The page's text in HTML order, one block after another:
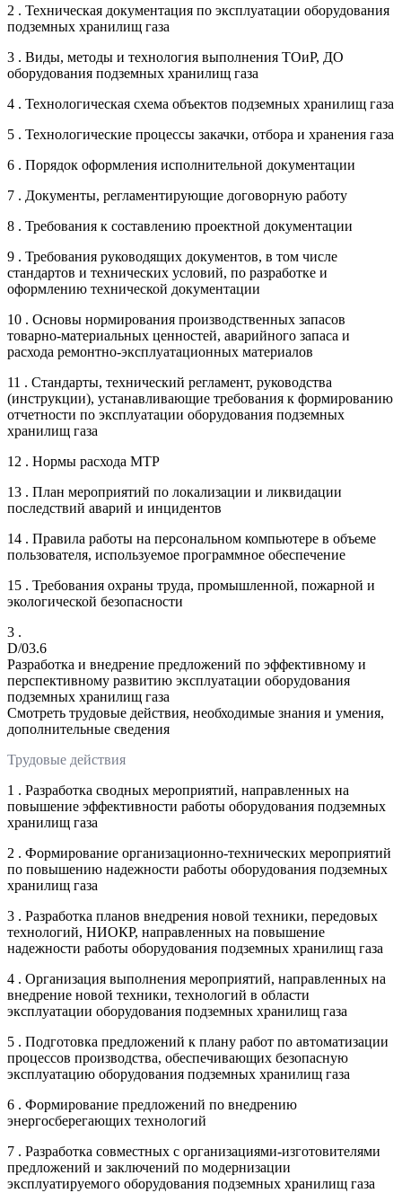
2 . Техническая документация по эксплуатации оборудования
подземных хранилищ газа
3 . Виды, методы и технология выполнения ТОиР, ДО
оборудования подземных хранилищ газа
4 . Технологическая схема объектов подземных хранилищ газа
5 . Технологические процессы закачки, отбора и хранения газа
6 . Порядок оформления исполнительной документации
7 . Документы, регламентирующие договорную работу
8 . Требования к составлению проектной документации
9 . Требования руководящих документов, в том числе
стандартов и технических условий, по разработке и
оформлению технической документации
10 . Основы нормирования производственных запасов
товарно-материальных ценностей, аварийного запаса и
расхода ремонтно-эксплуатационных материалов
11 . Стандарты, технический регламент, руководства
(инструкции), устанавливающие требования к формированию
отчетности по эксплуатации оборудования подземных
хранилищ газа
12 . Нормы расхода МТР
13 . План мероприятий по локализации и ликвидации
последствий аварий и инцидентов
14 . Правила работы на персональном компьютере в объеме
пользователя, используемое программное обеспечение
15 . Требования охраны труда, промышленной, пожарной и
экологической безопасности
3 .
D/03.6
Разработка и внедрение предложений по эффективному и
перспективному развитию эксплуатации оборудования
подземных хранилищ газа
Смотреть трудовые действия, необходимые знания и умения,
дополнительные сведения
Трудовые действия
1 . Разработка сводных мероприятий, направленных на
повышение эффективности работы оборудования подземных
хранилищ газа
2 . Формирование организационно-технических мероприятий
по повышению надежности работы оборудования подземных
хранилищ газа
3 . Разработка планов внедрения новой техники, передовых
технологий, НИОКР, направленных на повышение
надежности работы оборудования подземных хранилищ газа
4 . Организация выполнения мероприятий, направленных на
внедрение новой техники, технологий в области
эксплуатации оборудования подземных хранилищ газа
5 . Подготовка предложений к плану работ по автоматизации
процессов производства, обеспечивающих безопасную
эксплуатацию оборудования подземных хранилищ газа
6 . Формирование предложений по внедрению
энергосберегающих технологий
7 . Разработка совместных с организациями-изготовителями
предложений и заключений по модернизации
эксплуатируемого оборудования подземных хранилищ газа